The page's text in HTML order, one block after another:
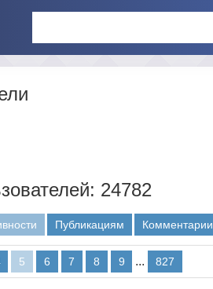
24782
Публикациям Комментарии
5 6 7 8 9 ... 827